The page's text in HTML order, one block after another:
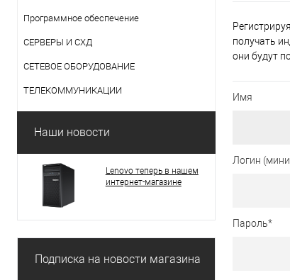
Программное обеспечение
СЕРВЕРЫ И СХД
СЕТЕВОЕ ОБОРУДОВАНИЕ
ТЕЛЕКОММУНИКАЦИИ
Наши новости
Lenovo теперь в нашем
интернет-магазине
Подписка на новости магазина
получать
они будут
Имя
Логин
Пароль*